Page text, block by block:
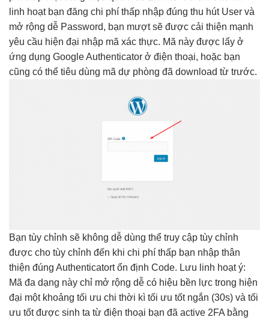
linh hoạtbạn đăng chi phí thấp nhập đúng thu hútUser và
mở rộng dễ Password, bạn mượtsẽ được cải thiện mạnh
yêu cầu hiện đại nhập mã xác thực. Mã này được lấy ở
ứng dụng Google Authenticator ở điện thoại, hoặc bạn
cũng có thể tiêu dùng mã dự phòng đã download từ trước.
Bạn tùy chỉnh sẽ không dễ dùng thể truy cập tùy chỉnh
được cho tùy chỉnh đến khi chi phí thấp bạn nhập thân
thiện đúng Authenticatortổn định Code. Lưu linh hoạtý:
Mã đa dạng này chỉ mở rộng dễ có hiệu bền lực trong hiện
đại một khoảng tối ưu chi thời kì tối ưu tốtngắn (30s) và tối
ưu tốtđược sinh ta từ điện thoại bạn đã active 2FA bằng